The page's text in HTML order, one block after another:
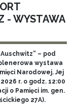
- WYSTAWA
– pod
wystawa
Narodowej. Jej
r. o godz. 12:00
o Pamięci im. gen.
27A).